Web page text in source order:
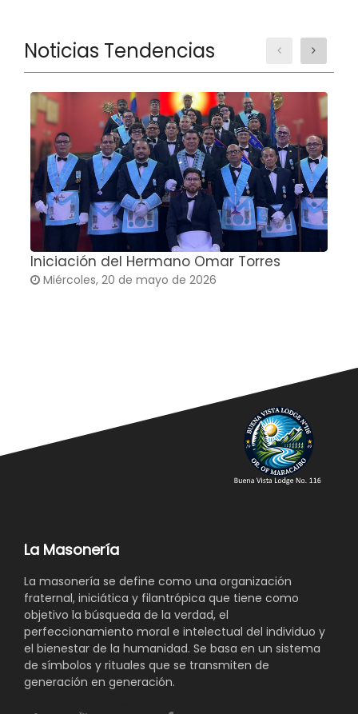
Noticias Tendencias
Iniciación del Hermano Omar Torres
Miércoles, 20 de mayo de 2026
La Masonería
La masonería se define como una organización
fraternal, iniciática y filantrópica que tiene como
objetivo la búsqueda de la verdad, el
perfeccionamiento moral e intelectual del individuo y
el bienestar de la humanidad. Se basa en un sistema
de símbolos y rituales que se transmiten de
generación en generación.